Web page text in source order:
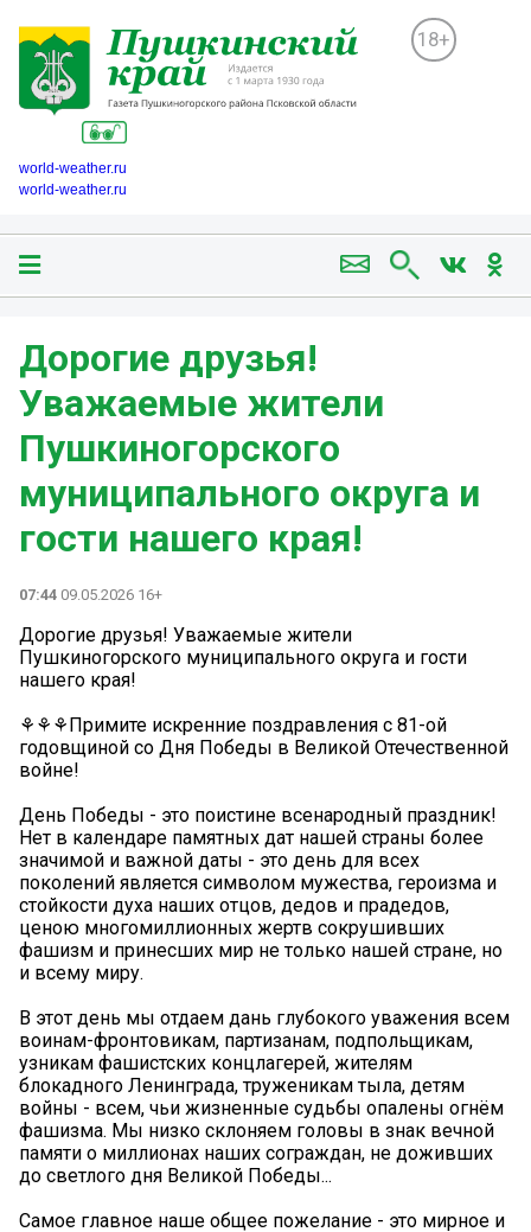
18+
world-weather.ru
world-weather.ru
Дорогие друзья!
Уважаемые жители
Пушкиногорского
муниципального округа и
гости нашего края!
07:44 09.05.2026 16+
Дорогие друзья! Уважаемые жители
Пушкиногорского муниципального округа и гости
нашего края!
⚘️⚘️⚘️Примите искренние поздравления с 81-ой
годовщиной со Дня Победы в Великой Отечественной
войне!
День Победы - это поистине всенародный праздник!
Нет в календаре памятных дат нашей страны более
значимой и важной даты - это день для всех
поколений является символом мужества, героизма и
стойкости духа наших отцов, дедов и прадедов,
ценою многомиллионных жертв сокрушивших
фашизм и принесших мир не только нашей стране, но
и всему миру.
В этот день мы отдаем дань глубокого уважения всем
воинам-фронтовикам, партизанам, подпольщикам,
узникам фашистских концлагерей, жителям
блокадного Ленинграда, труженикам тыла, детям
войны - всем, чьи жизненные судьбы опалены огнём
фашизма. Мы низко склоняем головы в знак вечной
памяти о миллионах наших сограждан, не доживших
до светлого дня Великой Победы...
Самое главное наше общее пожелание - это мирное и